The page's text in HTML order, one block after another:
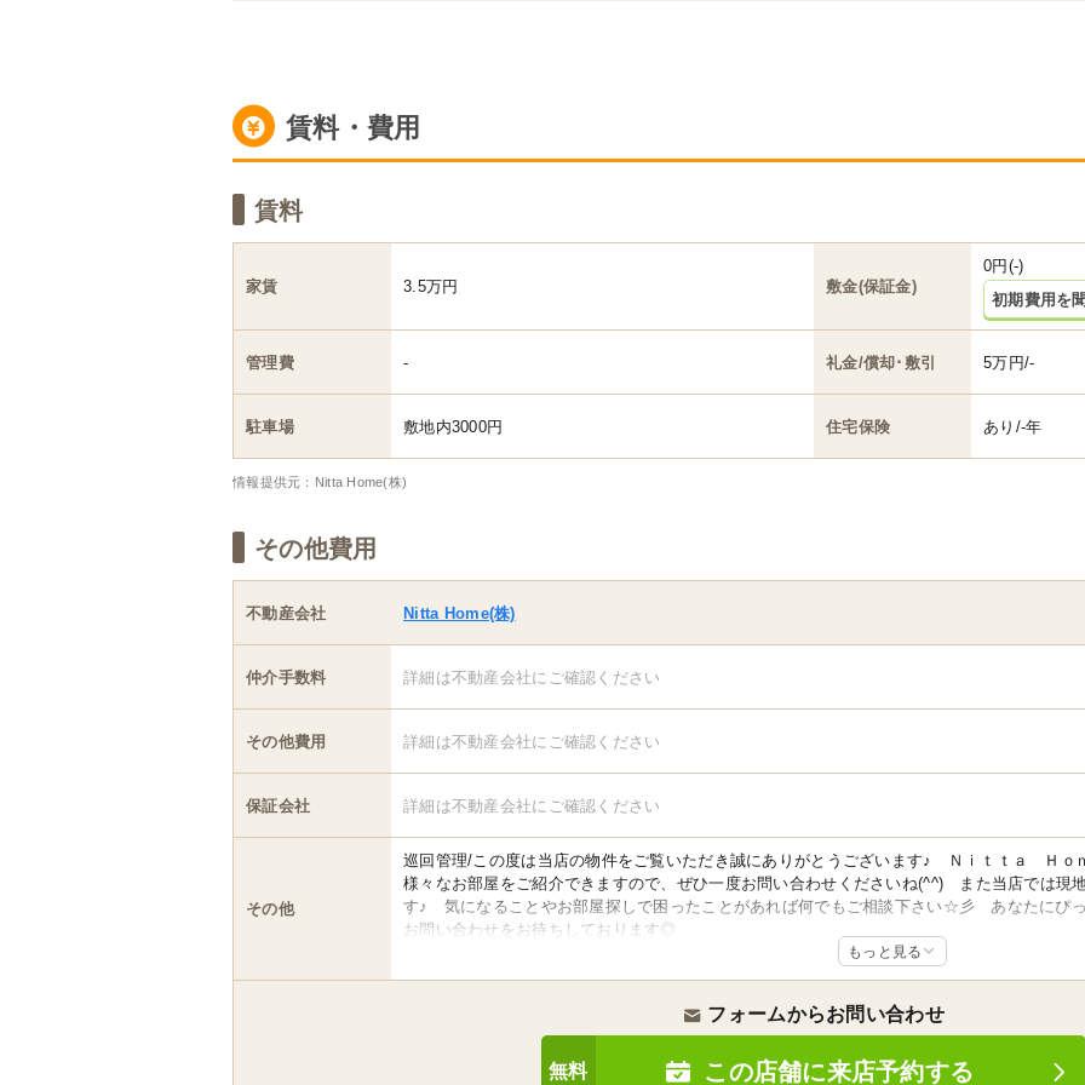
賃料・費用
賃料
家賃 3.5万円 敷金(保証金)
0円(-)
初期費用を
管理費 - 礼金/償却･敷引 5万円/-
駐車場 敷地内3000円 住宅保険 あり/-年
情報提供元：Nitta Home(株)
その他費用
不動産会社 Nitta Home(株)
仲介手数料 詳細は不動産会社にご確認ください
その他費用 詳細は不動産会社にご確認ください
保証会社 詳細は不動産会社にご確認ください
その他
巡回管理/この度は当店の物件をご覧いただき誠にありがとうございます♪ Ｎｉｔｔａ Ｈ
様々なお部屋をご紹介できますので、ぜひ一度お問い合わせくださいね(^^) また当店では現
す♪ 気になることやお部屋探しで困ったことがあれば何でもご相談下さい☆彡 あなたにぴっ
お問い合わせをお待ちしております◎
もっと見る
フォームからお問い合わせ
この店舗に来店予約する